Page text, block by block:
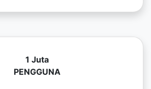
1 Juta
PENGGUNA